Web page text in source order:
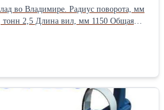
во Владимире. Радиус поворота, мм
тонн 2,5 Длина вил, мм 1150 Общая
в нижнем положении, мм 40
сзади 2 / 4 Центр тяжести, мм 600
кг 80 Максимальная высота, мм 120
Минимальная высота, мм85 Рулевые /
Ширина загружаемой части вил 540
220Тип: Гидравлическая Вид:
колес: Литые полиуретановые Тип